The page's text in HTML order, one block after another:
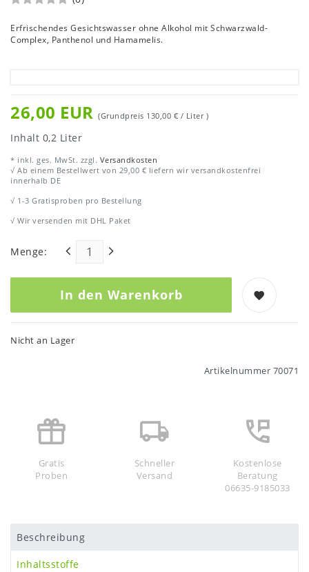
Erfrischendes Gesichtswasser ohne Alkohol mit Schwarzwald-
Complex, Panthenol und Hamamelis.
26,00 EUR (Grundpreis 130,00 € / Liter )
Inhalt 0,2 Liter
* inkl. ges. MwSt. zzgl. Versandkosten
√ Ab einem Bestellwert von 29,00 € liefern wir versandkostenfrei
innerhalb DE
√ 1-3 Gratisproben pro Bestellung
√ Wir versenden mit DHL Paket
Menge:
In den Warenkorb
Nicht an Lager
Artikelnummer 70071
Gratis
Proben
Schneller
Versand
Kostenlose
Beratung
06635-9185033
Beschreibung
Inhaltsstoffe